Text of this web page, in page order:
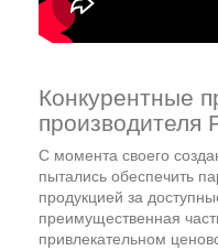
Конкурентные
производителя
С момента своего
пытались обеспечить
продукцией за
преимущественная
привлекательном